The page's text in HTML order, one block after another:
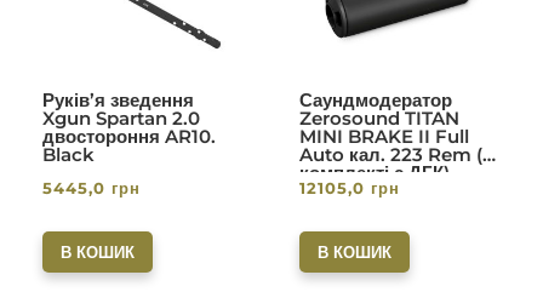
Руків’я зведення
Xgun Spartan 2.0
двостороння AR10.
Black
5445,0 грн
В КОШИК
Саундмодератор
Zerosound TITAN
MINI BRAKE II Full
Auto кал. 223 Rem (в
комплекті с ДГК)
різьба 1/2-28. Вlack
12105,0 грн
В КОШИК